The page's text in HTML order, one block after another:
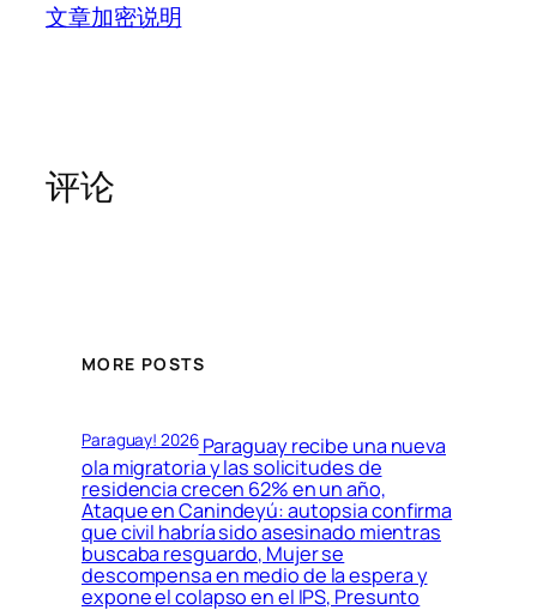
文章加密说明
评论
MORE POSTS
Paraguay! 2026Paraguay recibe una nueva
ola migratoria y las solicitudes de
residencia crecen 62% en un año,
Ataque en Canindeyú: autopsia confirma
que civil habría sido asesinado mientras
buscaba resguardo, Mujer se
descompensa en medio de la espera y
expone el colapso en el IPS, Presunto